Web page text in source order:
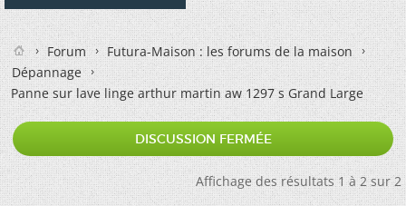
Forum
Futura-Maison : les forums de la maison
Dépannage
Panne sur lave linge arthur martin aw 1297 s Grand Large
DISCUSSION FERMÉE
Affichage des résultats 1 à 2 sur 2